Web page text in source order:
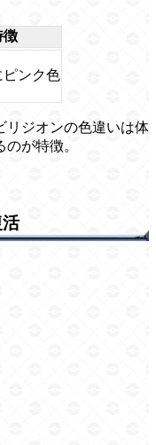
徴
ピンク色
リジオンの色違いは体
が特徴。